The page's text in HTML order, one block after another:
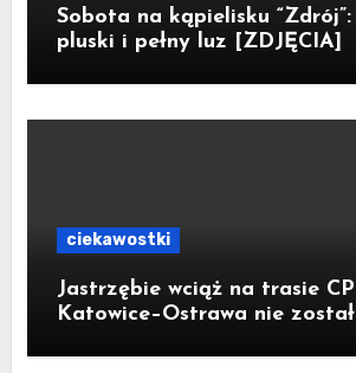
Sobota na kąpielisku
pluski i pełny luz [ZDJĘCIA]
ciekawostki
Jastrzębie wciąż na trasie
Katowice–Ostrawa nie